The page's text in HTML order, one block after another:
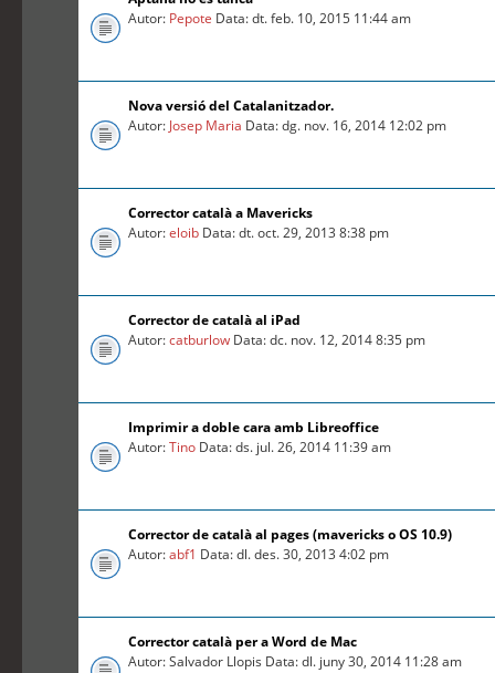
Autor: Pepote Data: dt. feb. 10, 2015 11:44 am
Nova versió del Catalanitzador.
Autor: Josep Maria Data: dg. nov. 16, 2014 12:02 pm
Corrector català a Mavericks
Autor:eloib Data: dt. oct. 29, 2013 8:38 pm
Corrector de català al iPad
Autor:catburlow Data: dc. nov. 12, 2014 8:35 pm
Imprimir a doble cara amb Libreoffice
Autor:Tino Data: ds. jul. 26, 2014 11:39 am
Corrector de català al pages (mavericks o OS 10.9)
Autor:abf1 Data: dl. des. 30, 2013 4:02 pm
Corrector català per a Word de Mac
Autor: Salvador Llopis Data: dl. juny 30, 2014 11:28 am